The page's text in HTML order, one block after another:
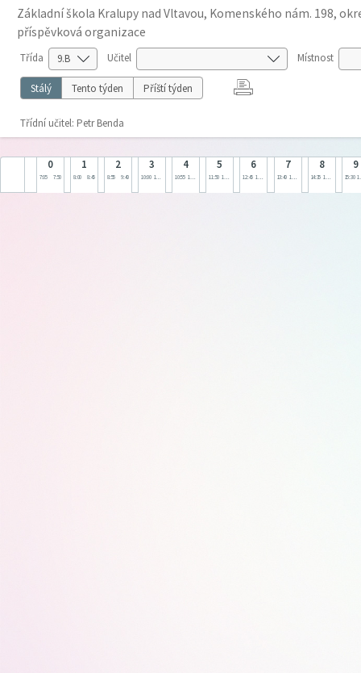
Základní škola Kralupy nad Vltavou, Komenského nám. 198,
příspěvková organizace
Třída Učitel Místnost
Stálý Tento týden Příští týden
Třídní učitel: Petr Benda
0
7:05 7:50
1
8:00 8:45
2
8:55 9:40
3
10:00 10:45
4
10:55 11:40
5
11:50 12:35
6
12:45 13:30
7
13:40 14:25
8
14:35 15:20
9
15:30